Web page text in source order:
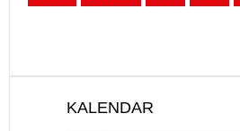
KALENDAR